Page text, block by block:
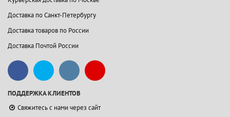
Доставка по Санкт-Петербургу
Доставка товаров по России
Доставка Почтой России
ПОДДЕРЖКА КЛИЕНТОВ
Свяжитесь с нами через сайт